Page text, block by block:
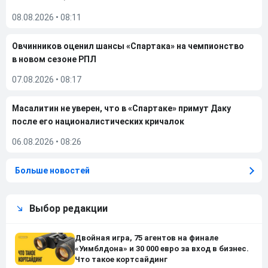
08.08.2026 • 08:11
Овчинников оценил шансы «Спартака» на чемпионство
в новом сезоне РПЛ
07.08.2026 • 08:17
Масалитин не уверен, что в «Спартаке» примут Даку
после его националистических кричалок
06.08.2026 • 08:26
Больше новостей
Выбор редакции
Двойная игра, 75 агентов на финале
«Уимблдона» и 30 000 евро за вход в бизнес.
Что такое кортсайдинг